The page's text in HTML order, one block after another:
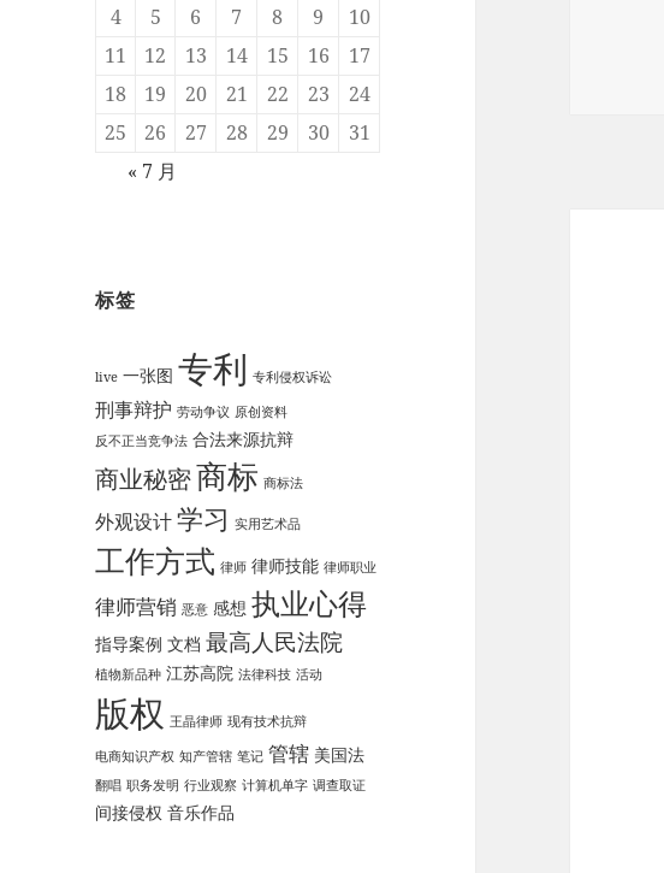
4
5 6 7 8 9
10
11
12 13 14 15 16
17
18
19 20 21 22 23
24
25
26 27 28 29 30
31
« 7 月
标签
live 一张图 专利 专利侵权诉讼
刑事辩护 劳动争议 原创资料
反不正当竞争法 合法来源抗辩
商业秘密商标 商标法
外观设计学习 实用艺术品
工作方式 律师 律师技能 律师职业
律师营销 恶意 感想 执业心得
指导案例 文档 最高人民法院
植物新品种 江苏高院 法律科技 活动
版权 王晶律师 现有技术抗辩
电商知识产权 知产管辖 笔记 管辖 美国法
翻唱 职务发明 行业观察 计算机单字 调查取证
间接侵权 音乐作品